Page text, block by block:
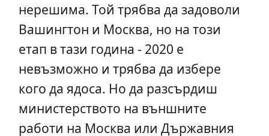
нерешима. Той трябва да задоволи
Вашингтон и Москва, но на този
етап в тази година - 2020 е
невъзможно и трябва да избере
кого да ядоса. Но да разсърдиш
министерството на външните
работи на Москва или Държавния